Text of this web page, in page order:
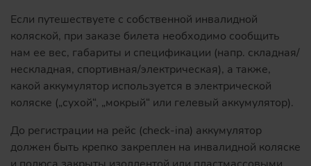
Если путешествуете с собственной инвалидной
коляской, при заказе билета необходимо сообщить
нам ее вес, габариты и спецификации (напр. складная/
нескладная, спортивная/электрическая), а также,
какой аккумулятор используется в электрической
коляске („сухой“, „мокрый“ или гелевый аккумулятор).
До регистрации на рейс (check-ina) аккумулятор
должен быть крепко закреплен на инвалидной коляске